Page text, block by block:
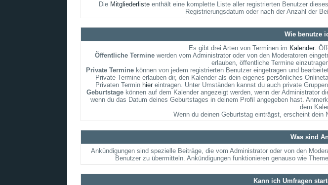
Die Mitgliederliste enthält eine komplette Liste aller registrierten Benutzer
Registrierungsdatum oder nach der Anzahl der
Wie benutze
Es gibt drei Arten von Terminen im Kalender:
Öffentliche Termine werden vom Administrator oder von den Moderatoren
erlauben, öffentliche Termine
Private Terminekönnen von jedem registrierten Benutzer eingetragen und
Private Termine erlauben dir, den Kalender als dein eigenes persönliches
Privaten Termin hiereintragen. Unter Umständen kannst du auch private
Geburtstage können auf dem Kalender angezeigt werden, wenn der Administrator
wenn du das Datum deines Geburtstages in deinem Profil angegeben hast.
dem
Wenn du deinen Geburtstag einträgst, erscheint dein
Was sind
Ankündigungen sind spezielle Beiträge, die vom Administrator oder von den
Benutzer zu übermitteln. Ankündigungen funktionieren genauso wie
Kann ich Umfragen